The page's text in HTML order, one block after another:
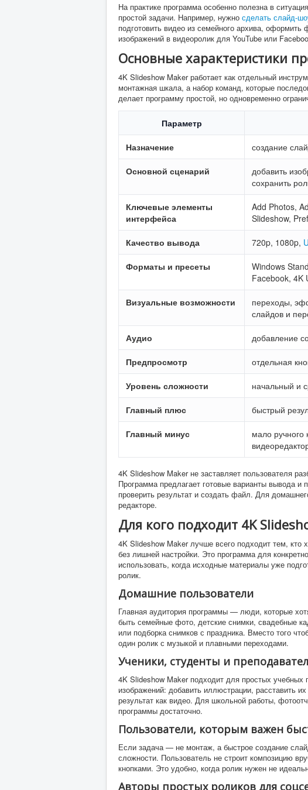
На практике программа особенно полезна в
простой задачи. Например, нужно сделать слайд-
подготовить видео из семейного архива, оформить
изображений в видеоролик для YouTube или
Основные характеристики
4K Slideshow Maker работает как отдельный
монтажная шкала, а набор команд, которые
делает программу простой, но одновременно
Параметр
Назначение создание
Основной сценарий
добавить
сохранить
Ключевые элементы
интерфейса
Add Photos,
Slideshow,
Качество вывода 720p, 1080p,
Форматы и пресеты
Windows
Facebook, 4K
Визуальные возможности
переходы,
слайдов и
Аудио добавление
Предпросмотр отдельная
Уровень сложности начальный и
Главный плюс быстрый
Главный минус
мало
4K Slideshow Maker не заставляет пользователя
Программа предлагает готовые варианты вывода
проверить результат и создать файл. Для
редакторе.
Для кого подходит 4K
4K Slideshow Maker лучше всего подходит тем,
без лишней настройки. Это программа для
использовать, когда исходные материалы уже
ролик.
Домашние пользователи
Главная аудитория программы — люди, которые
быть семейные фото, детские снимки, свадебные
или подборка снимков с праздника. Вместо того
один ролик с музыкой и плавными переходами.
Ученики, студенты и
4K Slideshow Maker подходит для простых
изображений: добавить иллюстрации, расставить
результат как видео. Для школьной работы,
программы достаточно.
Пользователи, которым важен
Если задача — не монтаж, а быстрое создание
сложности. Пользователь не строит композицию
кнопками. Это удобно, когда ролик нужен не
Авторы простых роликов для